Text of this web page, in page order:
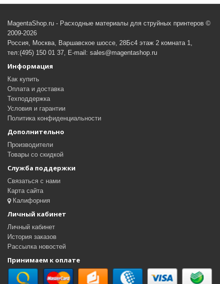
MagentaShop.ru - Расходные материалы для струйных принтеров ©
2009-2026
Россия, Москва, Варшавское шоссе, 28Бс4 этаж 2 комната 1,
тел:(495) 150 01 37, E-mail: sales@magentashop.ru
Информация
Как купить
Оплата и доставка
Техподдержка
Условия и гарантии
Политика конфиденциальности
Дополнительно
Производители
Товары со скидкой
Служба поддержки
Связаться с нами
Карта сайта
Калифорния
Личный кабинет
Личный кабинет
История заказов
Рассылка новостей
Принимаем к оплате